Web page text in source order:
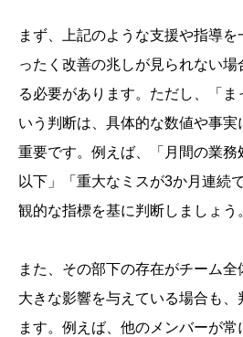
まず、上記のような支援や指導を
ったく改善の兆しが見られない
る必要があります。ただし、「ま
いう判断は、具体的な数値や事
重要です。例えば、「月間の業務
以下」「重大なミスが3か月連続
観的な指標を基に判断しましょう
また、その部下の存在がチーム
大きな影響を与えている場合も、
ます。例えば、他のメンバーが